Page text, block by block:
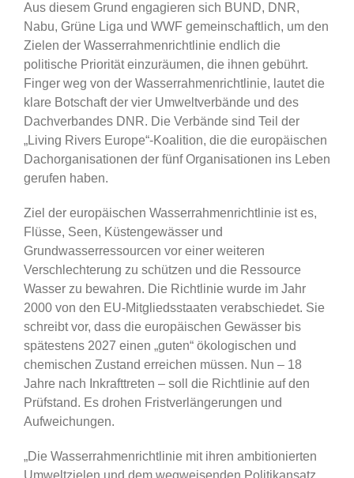
Aus diesem Grund engagieren sich BUND, DNR,
Nabu, Grüne Liga und WWF gemeinschaftlich, um den
Zielen der Wasserrahmenrichtlinie endlich die
politische Priorität einzuräumen, die ihnen gebührt.
Finger weg von der Wasserrahmenrichtlinie, lautet die
klare Botschaft der vier Umweltverbände und des
Dachverbandes DNR. Die Verbände sind Teil der
„Living Rivers Europe“-Koalition, die die europäischen
Dachorganisationen der fünf Organisationen ins Leben
gerufen haben.
Ziel der europäischen Wasserrahmenrichtlinie ist es,
Flüsse, Seen, Küstengewässer und
Grundwasserressourcen vor einer weiteren
Verschlechterung zu schützen und die Ressource
Wasser zu bewahren. Die Richtlinie wurde im Jahr
2000 von den EU-Mitgliedsstaaten verabschiedet. Sie
schreibt vor, dass die europäischen Gewässer bis
spätestens 2027 einen „guten“ ökologischen und
chemischen Zustand erreichen müssen. Nun – 18
Jahre nach Inkrafttreten – soll die Richtlinie auf den
Prüfstand. Es drohen Fristverlängerungen und
Aufweichungen.
„Die Wasserrahmenrichtlinie mit ihren ambitionierten